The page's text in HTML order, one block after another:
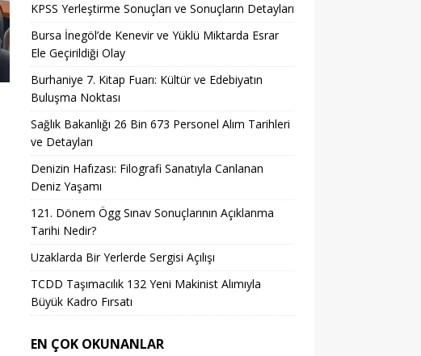
KPSS Yerleştirme Sonuçları ve Sonuçların Detayları
Bursa İnegöl’de Kenevir ve Yüklü Miktarda Esrar
Ele Geçirildiği Olay
Burhaniye 7. Kitap Fuarı: Kültür ve Edebiyatın
Buluşma Noktası
Sağlık Bakanlığı 26 Bin 673 Personel Alım Tarihleri
ve Detayları
Denizin Hafızası: Filografi Sanatıyla Canlanan
Deniz Yaşamı
121. Dönem Ögg Sınav Sonuçlarının Açıklanma
Tarihi Nedir?
Uzaklarda Bir Yerlerde Sergisi Açılışı
TCDD Taşımacılık 132 Yeni Makinist Alımıyla
Büyük Kadro Fırsatı
EN ÇOK OKUNANLAR